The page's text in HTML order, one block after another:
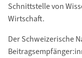
Schnittstelle von
Wirtschaft.
Der Schweizerische